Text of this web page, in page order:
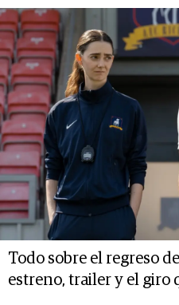
Todo sobre el regreso
estreno, trailer y el giro